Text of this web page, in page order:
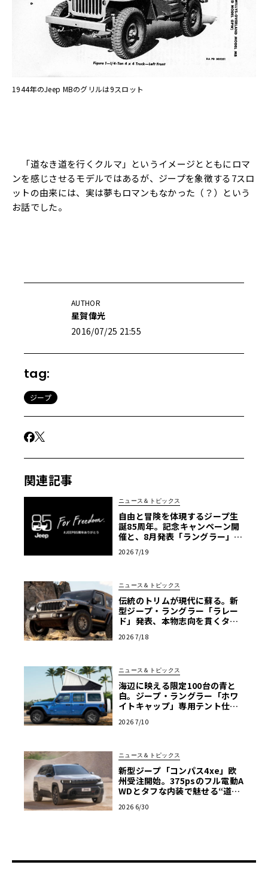
1944年のJeep MBのグリルは9スロット
「道なき道を行くクルマ」というイメージとともにロマ
ンを感じさせるモデルではあるが、ジープを象徴する7スロ
ットの由来には、実は夢もロマンもなかった（？）という
お話でした。
AUTHOR
星賀偉光
2016/07/25 21:55
tag:
ジープ
関連記事
ニュース＆トピックス
自由と冒険を体現するジープ生
誕85周年。記念キャンペーン開
催と、8月発表「ラングラー」限
2026 7/19
ニュース＆トピックス
伝統のトリムが現代に蘇る。新
型ジープ・ラングラー「ラレー
ド」発表、本物志向を貫くタン
2026 7/18
ニュース＆トピックス
海辺に映える限定100台の青と
白。ジープ・ラングラー「ホワ
イトキャップ」専用テント仕様
2026 7/10
ニュース＆トピックス
新型ジープ「コンパス4xe」欧
州受注開始。375psのフル電動A
WDとタフな内装で魅せる“道具
2026 6/30